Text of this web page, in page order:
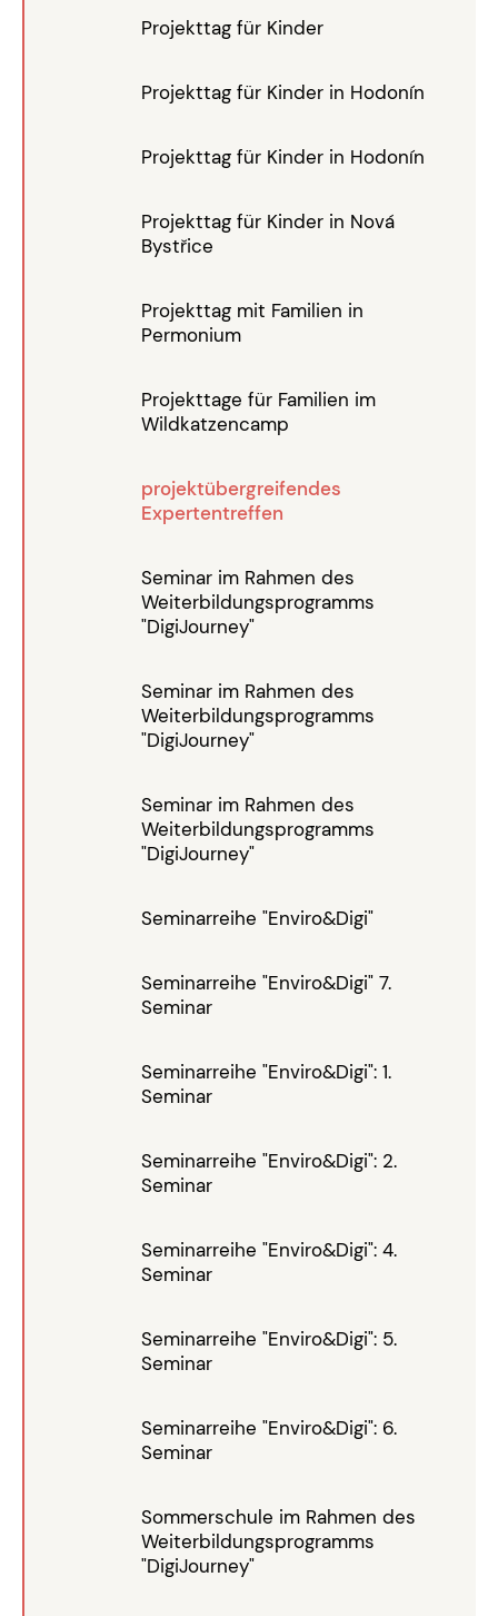
Projekttag für Kinder
Projekttag für Kinder in Hodonín
Projekttag für Kinder in Hodonín
Projekttag für Kinder in Nová
Bystřice
Projekttag mit Familien in
Permonium
Projekttage für Familien im
Wildkatzencamp
projektübergreifendes
Expertentreffen
Seminar im Rahmen des
Weiterbildungsprogramms
"DigiJourney"
Seminar im Rahmen des
Weiterbildungsprogramms
"DigiJourney"
Seminar im Rahmen des
Weiterbildungsprogramms
"DigiJourney"
Seminarreihe "Enviro&Digi"
Seminarreihe "Enviro&Digi" 7.
Seminar
Seminarreihe "Enviro&Digi": 1.
Seminar
Seminarreihe "Enviro&Digi": 2.
Seminar
Seminarreihe "Enviro&Digi": 4.
Seminar
Seminarreihe "Enviro&Digi": 5.
Seminar
Seminarreihe "Enviro&Digi": 6.
Seminar
Sommerschule im Rahmen des
Weiterbildungsprogramms
"DigiJourney"